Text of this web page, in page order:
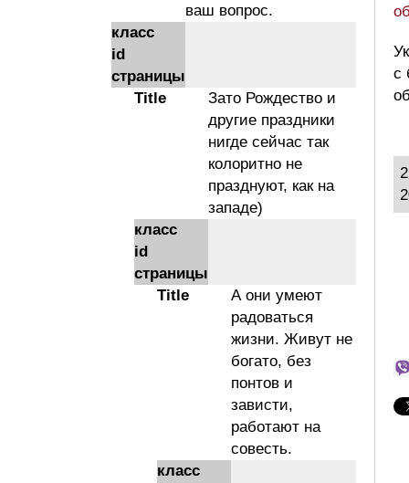
ваш вопрос.
класс
id
страницы
Title
Зато Рождество и
другие праздники
нигде сейчас так
колоритно не
празднуют, как на
западе)
класс
id
страницы
Title
А они умеют
радоваться
жизни. Живут не
богато, без
понтов и
зависти,
работают на
совесть.
класс
с